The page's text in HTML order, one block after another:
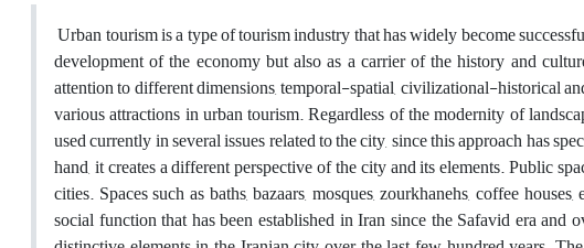
Urban tourism is a type of tourism industry that has widely become
development of the economy but also as a carrier of the history and
attention to different dimensions, temporal-spatial, civilizational-historical
various attractions in urban tourism. Regardless of the modernity of
used currently in several issues related to the city, since this approach has
hand, it creates a different perspective of the city and its elements. Public
cities. Spaces such as baths, bazaars, mosques, zourkhanehs, coffee
social function that has been established in Iran since the Safavid era